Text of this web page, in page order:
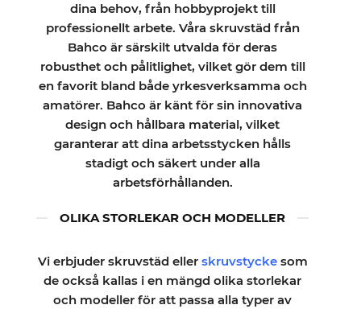
på
produktsidan
dina behov, från hobbyprojekt till
professionellt arbete. Våra skruvstäd från
Bahco är särskilt utvalda för deras
robusthet och pålitlighet, vilket gör dem till
en favorit bland både yrkesverksamma och
amatörer. Bahco är känt för sin innovativa
design och hållbara material, vilket
garanterar att dina arbetsstycken hålls
stadigt och säkert under alla
arbetsförhållanden.
OLIKA STORLEKAR OCH MODELLER
Vi erbjuder skruvstäd eller skruvstycke som
de också kallas i en mängd olika storlekar
och modeller för att passa alla typer av